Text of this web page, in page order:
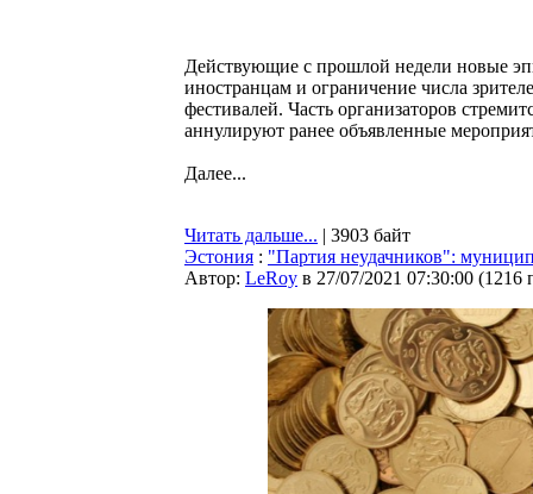
Действующие с прошлой недели новые
иностранцам и ограничение числа
фестивалей. Часть организаторов
аннулируют ранее объявленные
Далее...
Читать дальше... | 3903 байт
Эстония : "Партия неудачников":
Автор: LeRoy в 27/07/2021 07:30:00 (1216